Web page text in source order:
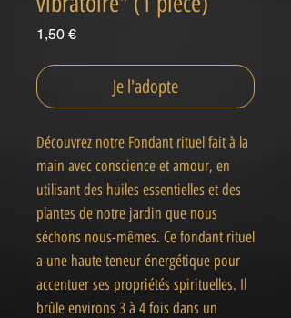
1,50 €Prix
Je l'adopte
Découvrez notre Fondant rituel fait à la
main avec conscience et amour, en
utilisant des huiles essentielles et des
plantes de notre jardin que nous
séchons nous-mêmes. Ce fondant rituel
a une haute teneur énergétique pour
accentuer ses propriétés spirituelles. Il
brûle environs 3 à 4 fois dans un